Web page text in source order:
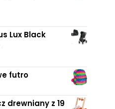
Lux Black
futro
drewniany z 19